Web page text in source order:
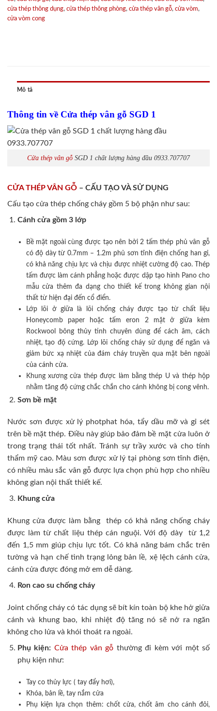
cửa thép thông dụng, cửa thép thông phòng, cửa thép vân gỗ, cửa vòm,
cửa vòm cong
Mô tả
Thông tin về Cửa thép vân gỗ SGD 1
Cửa thép vân gỗ SGD 1 chất lượng hàng đầu 0933.707707
CỬA THÉP VÂN GỖ – CẤU TẠO VÀ SỬ DỤNG
Cấu tạo cửa thép chống cháy gồm 5 bộ phận như sau:
Cánh cửa gồm 3 lớp
Bề mặt ngoài cùng được tạo nên bởi 2 tấm thép phủ vân gỗ
có độ dày từ 0.7mm – 1.2m phủ sơn tĩnh điện chống han gỉ,
có khả năng chịu lực và chịu được nhiệt cường độ cao. Thép
tấm được làm cánh phẳng hoặc được dập tạo hình Pano cho
mẫu cửa thêm đa dạng cho thiết kế trong không gian nội
thất từ hiện đại đến cổ điển.
Lớp lõi ở giữa là lõi chống cháy được tạo từ chất liệu
Honeycomb paper hoặc tấm eron 2 mặt ở giữa kèm
Rockwool bông thủy tinh chuyên dùng để cách âm, cách
nhiệt, tạo độ cứng. Lớp lõi chống cháy sử dụng để ngăn và
giảm bức xạ nhiệt của đám cháy truyền qua mặt bên ngoài
của cánh cửa.
Khung xương cửa thép được làm bằng thép U và thép hộp
nhằm tăng độ cứng chắc chắn cho cánh không bị cong vênh.
Sơn bề mặt
Nước sơn được xử lý photphat hóa, tẩy dầu mỡ và gỉ sét
trên bề mặt thép. Điều này giúp bảo đảm bề mặt cửa luôn ở
trong trạng thái tốt nhất. Tránh sự trầy xước và cho tính
thẩm mỹ cao. Màu sơn được xử lý tại phòng sơn tĩnh điện,
có nhiều màu sắc vân gỗ được lựa chọn phù hợp cho nhiều
không gian nội thất thiết kế.
Khung cửa
Khung cửa được làm bằng thép có khả năng chống cháy
được làm từ chất liệu thép cán nguội. Với độ dày từ 1,2
đến 1,5 mm giúp chịu lực tốt. Có khả năng bám chắc trên
tường và hạn chế tình trạng lỏng bản lề, xệ lệch cánh cửa,
cánh cửa được đóng mở em dễ dàng.
Ron cao su chống cháy
Joint chống cháy có tác dụng sẽ bít kín toàn bộ khe hở giữa
cánh và khung bao, khi nhiệt độ tăng nó sẽ nở ra ngăn
không cho lửa và khói thoát ra ngoài.
Phụ kiện: Cửa thép vân gỗ thường đi kèm với một số
phụ kiện như:
Tay co thủy lực ( tay đẩy hơi),
Khóa, bản lề, tay nắm cửa
Phụ kiện lựa chọn thêm: chốt cửa, chốt âm cho cánh đôi,